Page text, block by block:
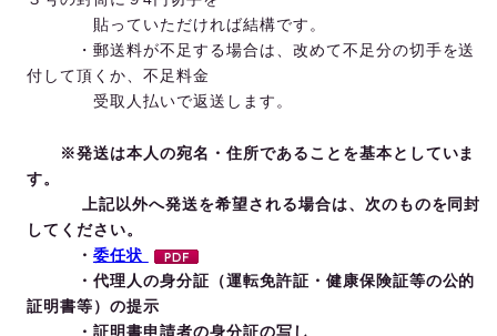
貼っていただければ結構です。
・郵送料が不足する場合は、改めて不足分の切手を送
付して頂くか、不足料金
受取人払いで返送します。
※発送は本人の宛名・住所であることを基本としていま
す。
上記以外へ発送を希望される場合は、次のものを同封
してください。
・ 委任状
・代理人の身分証（運転免許証・健康保険証等の公的
証明書等）の提示
・証明書申請者の身分証の写し